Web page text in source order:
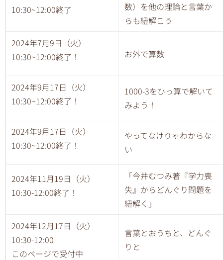
10:30~12:00終了
数）を他の理論と言葉か
らも紐解こう
2024年7月9日（火）
10:30~12:00終了！
お外で算数
2024年9月17日（火）
10:30~12:00終了！
1000-3をひっ算で解いて
みよう！
2024年9月17日（火）
10:30~12:00終了！
やってなけりゃわからな
い
2024年11月19日（火）
10:30-12:00終了！
「今井むつみ著『学力喪
失』からどんぐり問題を
紐解く」
2024年12月 17日（火）
10:30-12:00
このページで受付中
言葉とおうちと、どんぐ
りと